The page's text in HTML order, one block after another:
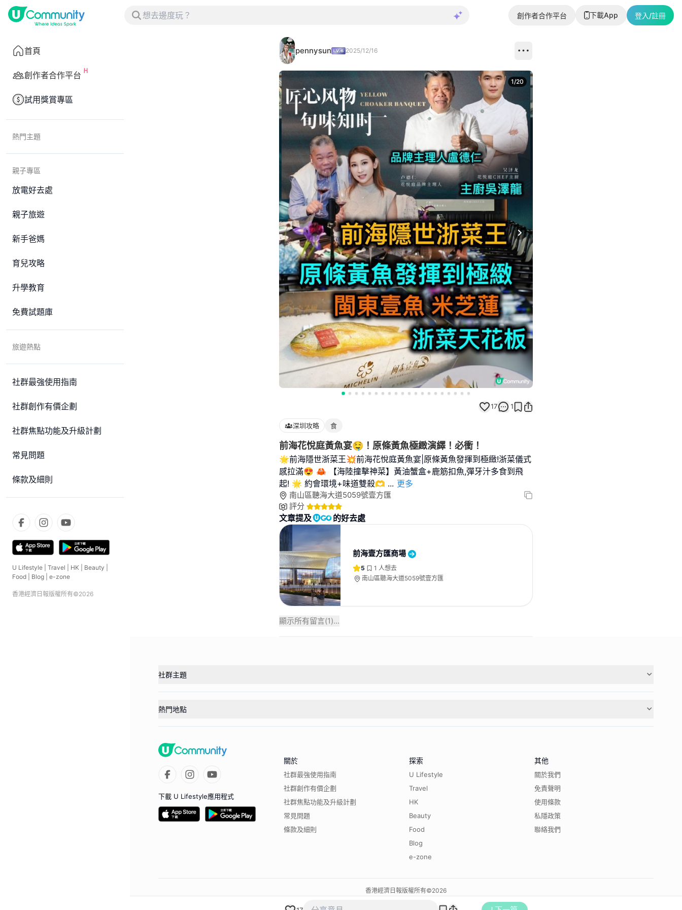
創作者合作平台 下載App 登入/註冊
首頁
創作者合作平台
試用獎賞專區
熱門主題
親子專區
放電好去處
親子旅遊
新手爸媽
育兒攻略
升學教育
免費試題庫
旅遊熱點
社群最強使用指南
社群創作有價企劃
社群焦點功能及升級計劃
常見問題
條款及細則
U Lifestyle Travel HK Beauty
Food
Blog e-zone
香港經濟日報版權所有©2026
pennysun 2025/12/16
Next slide
1/20
17 1
深圳攻略 食
前海花悅庭黃魚宴🤤！原條黃魚極緻演繹！必衝！
🌟前海隱世浙菜王💥前海花悅庭黃魚宴|原條黃魚發揮到極緻!浙菜儀式
感拉滿😍 🦀 【海陸撞擊神菜】黃油蟹盒+鹿筋扣魚,彈牙汁多食到飛
起! 🌟 約會環境+味道雙殺🫶 ... 更多
南山區聽海大道5059號壹方匯
評分
文章提及 的好去處
前海壹方匯商場
5 1 人想去
南山區聽海大道5059號壹方匯
顯示所有留言(1)...
社群主題
熱門地點
下載 U Lifestyle應用程式
關於
社群最強使用指南
社群創作有價企劃
社群焦點功能及升級計劃
常見問題
條款及細則
探索
U Lifestyle
Travel
HK
Beauty
Food
Blog
e-zone
其他
關於我們
免責聲明
使用條款
私隱政策
聯絡我們
香港經濟日報版權所有©2026